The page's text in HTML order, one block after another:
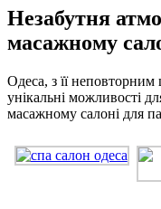
Незабутня
масажному
Одеса, з її
унікальні можливості
масажному салоні для